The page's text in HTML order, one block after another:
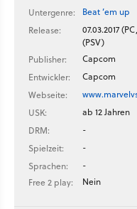
Untergenre:
Beat ’em up
Release:
07.03.2017
(PSV)
Publisher:
Capcom
Entwickler:
Capcom
Webseite:
USK:
ab 12 Jahren
DRM:
-
Spielzeit:
-
Sprachen:
-
Free 2 play:
Nein